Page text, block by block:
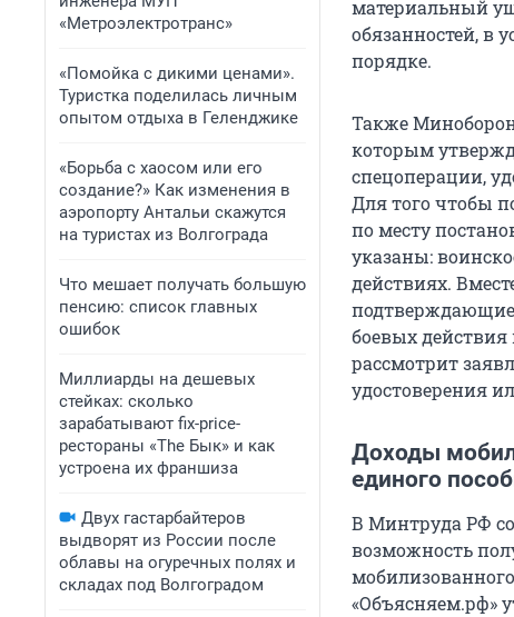
«Метроэлектротранс»
«Помойка с дикими ценами».
Туристка поделилась личным
опытом отдыха в Геленджике
«Борьба с хаосом или его
создание?» Как изменения в
аэропорту Антальи скажутся
на туристах из Волгограда
Что мешает получать большую
пенсию: список главных
ошибок
Миллиарды на дешевых
стейках: сколько
зарабатывают fix-price-
рестораны «The Бык» и как
устроена их франшиза
Двух гастарбайтеров
выдворят из России после
облавы на огуречных полях и
складах под Волгоградом
материальный
обязанностей, в
порядке.
Также
которым
спецоперации,
Для того чтобы
по месту
указаны:
действиях.
подтверждающие
боевых действия
рассмотрит
удостоверения
Доходы
единого
В Минтруда РФ
возможность
«Объясняем.рф»